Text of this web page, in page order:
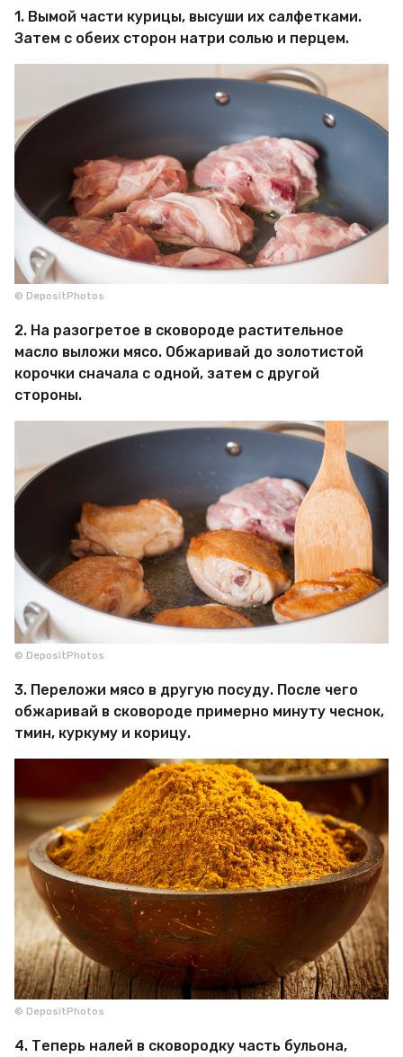
1. Вымой части курицы, высуши их салфетками.
Затем с обеих сторон натри солью и перцем.
© DepositPhotos
2. На разогретое в сковороде растительное
масло выложи мясо. Обжаривай до золотистой
корочки сначала с одной, затем с другой
стороны.
© DepositPhotos
3. Переложи мясо в другую посуду. После чего
обжаривай в сковороде примерно минуту чеснок,
тмин, куркуму и корицу.
© DepositPhotos
4. Теперь налей в сковородку часть бульона,